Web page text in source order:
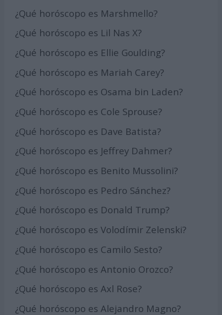
¿Qué horóscopo es Marshmello?
¿Qué horóscopo es Lil Nas X?
¿Qué horóscopo es Ellie Goulding?
¿Qué horóscopo es Mariah Carey?
¿Qué horóscopo es Osama bin Laden?
¿Qué horóscopo es Cole Sprouse?
¿Qué horóscopo es Dave Batista?
¿Qué horóscopo es Jeffrey Dahmer?
¿Qué horóscopo es Benito Mussolini?
¿Qué horóscopo es Pedro Sánchez?
¿Qué horóscopo es Donald Trump?
¿Qué horóscopo es Volodímir Zelenski?
¿Qué horóscopo es Camilo Sesto?
¿Qué horóscopo es Antonio Orozco?
¿Qué horóscopo es Axl Rose?
¿Qué horóscopo es Alejandro Magno?